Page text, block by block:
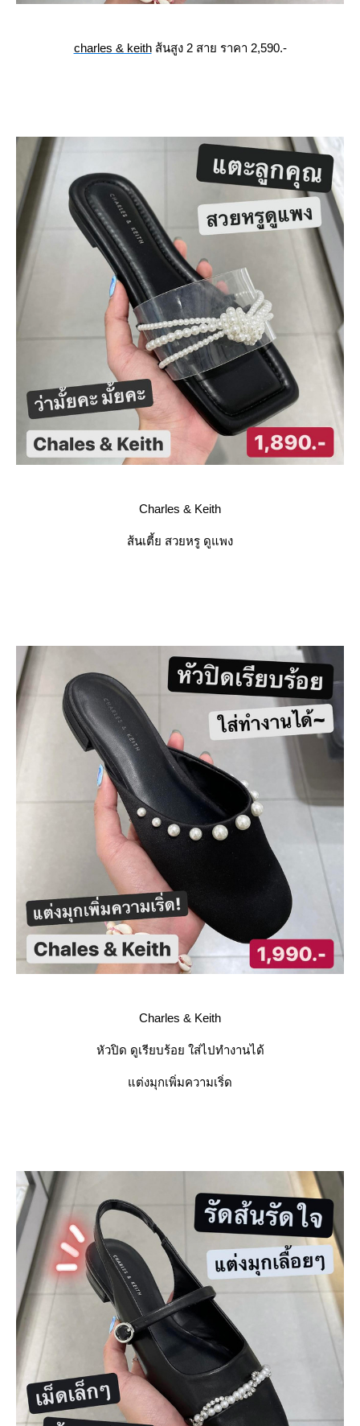
charles & keithส้นสูง 2 สาย ราคา 2,590.-
Charles & Keith
ส้นเตี้ย สวยหรู ดูแพง
Charles & Keith
หัวปิด ดูเรียบร้อย ใส่ไปทำงานได้
ต่งมุกเพิ่มความเริ่ด